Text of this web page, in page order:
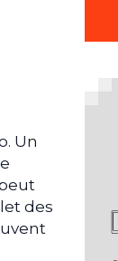
Un
des